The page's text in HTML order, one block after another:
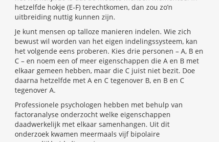
hetzelfde hokje (E-F) terechtkomen, dan zou zo’n
uitbreiding nuttig kunnen zijn.
Je kunt mensen op talloze manieren indelen. Wie zich
bewust wil worden van het eigen indelingssysteem, kan
het volgende eens proberen. Kies drie personen – A, B en
C – en noem een of meer eigenschappen die A en B met
elkaar gemeen hebben, maar die C juist niet bezit. Doe
daarna hetzelfde met A en C tegenover B, en B en C
tegenover A.
Professionele psychologen hebben met behulp van
factoranalyse onderzocht welke eigenschappen
daadwerkelijk met elkaar samenhangen. Uit dit
onderzoek kwamen meermaals vijf bipolaire